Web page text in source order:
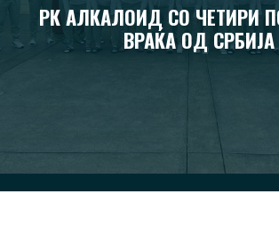
РК АЛКАЛОИД СО ЧЕТИРИ
ВРАЌА ОД СРБИЈА